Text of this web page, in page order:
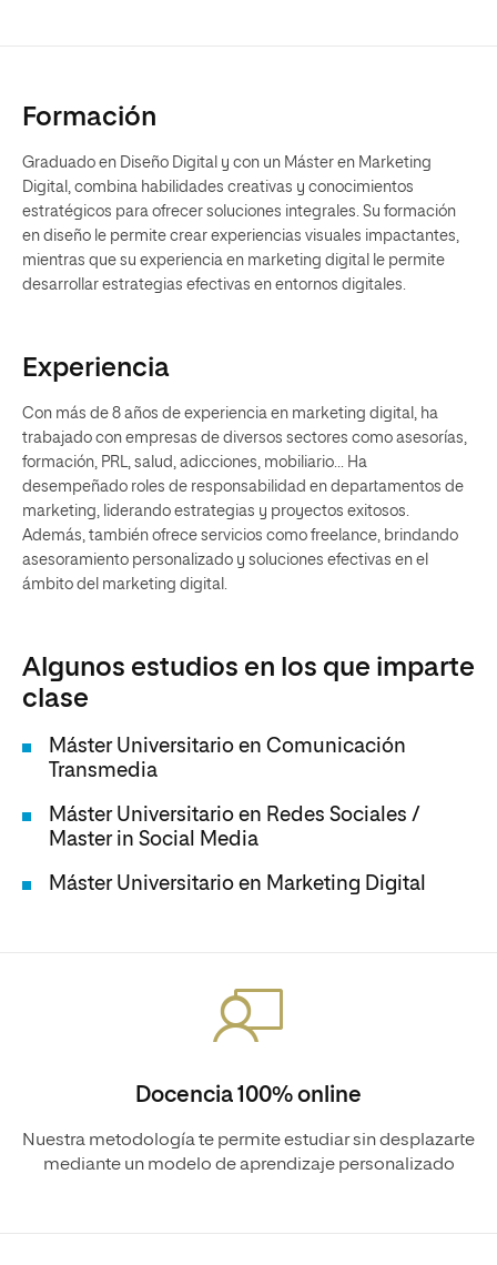
Formación
Graduado en Diseño Digital y con un Máster en Marketing
Digital, combina habilidades creativas y conocimientos
estratégicos para ofrecer soluciones integrales. Su formación
en diseño le permite crear experiencias visuales impactantes,
mientras que su experiencia en marketing digital le permite
desarrollar estrategias efectivas en entornos digitales.
Experiencia
Con más de 8 años de experiencia en marketing digital, ha
trabajado con empresas de diversos sectores como asesorías,
formación, PRL, salud, adicciones, mobiliario... Ha
desempeñado roles de responsabilidad en departamentos de
marketing, liderando estrategias y proyectos exitosos.
Además, también ofrece servicios como freelance, brindando
asesoramiento personalizado y soluciones efectivas en el
ámbito del marketing digital.
Algunos estudios en los que imparte
clase
Máster Universitario en Comunicación
Transmedia
Máster Universitario en Redes Sociales /
Master in Social Media
Máster Universitario en Marketing Digital
Docencia 100% online
Nuestra metodología te permite estudiar sin desplazarte
mediante un modelo de aprendizaje personalizado